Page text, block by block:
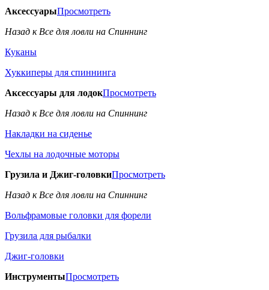
АксессуарыПросмотреть
Назад к Все для ловли на Спиннинг
Куканы
Хуккиперы для спиннинга
Аксессуары для лодокПросмотреть
Назад к Все для ловли на Спиннинг
Накладки на сиденье
Чехлы на лодочные моторы
Грузила и Джиг-головкиПросмотреть
Назад к Все для ловли на Спиннинг
Вольфрамовые головки для форели
Грузила для рыбалки
Джиг-головки
ИнструментыПросмотреть